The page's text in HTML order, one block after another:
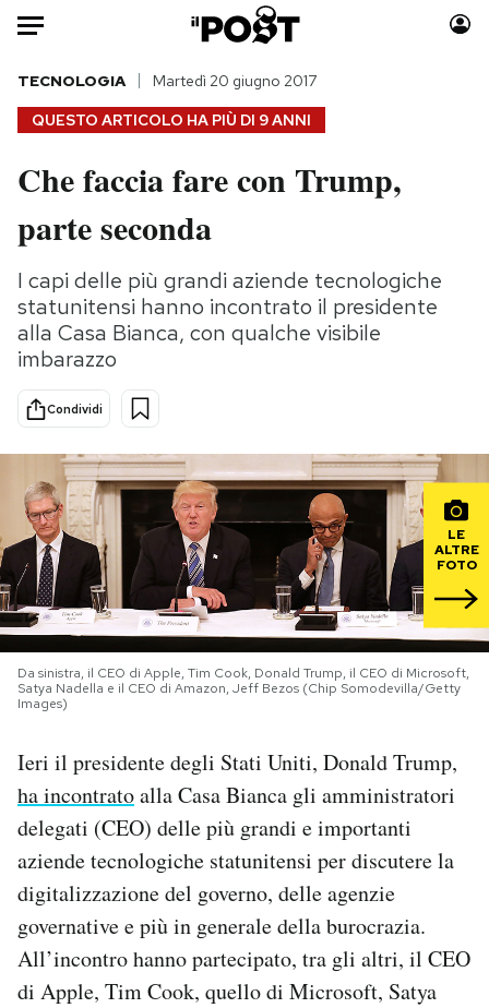
Auto
HOME
Italia
Politica
Tecnologia
Internet
Scienza
Cultura
Economia
Moda
Storie/Idee
Ok Boomer!
Media
PODCAST
NEWSLETTER
I MIEI PREFERITI
CALENDARIO
AREA PERSONALE
Area Personale
Newsletter
Notifiche mobile
QUESTO ARTICOLO HA PIÙ DI 9 ANNI
TECNOLOGIA Martedì 20 giugno 2017
Che faccia fare con Trump,
parte seconda
I capi delle più grandi aziende tecnologiche
statunitensi hanno incontrato il presidente
alla Casa Bianca, con qualche visibile
imbarazzo
Condividi
LE
ALTRE
FOTO
Da sinistra, il CEO di Apple, Tim Cook, Donald Trump, il CEO di Microsoft,
Satya Nadella e il CEO di Amazon, Jeff Bezos (Chip Somodevilla/Getty
Images)
Ieri il presidente degli Stati Uniti, Donald Trump,
ha incontratoalla Casa Bianca gli amministratori
delegati (CEO) delle più grandi e importanti
aziende tecnologiche statunitensi per discutere la
digitalizzazione del governo, delle agenzie
governative e più in generale della burocrazia.
All’incontro hanno partecipato, tra gli altri, il CEO
di Apple, Tim Cook, quello di Microsoft, Satya